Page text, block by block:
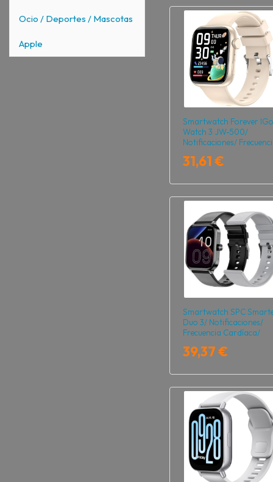
Ocio / Deportes / Mascotas
Apple
Smartwatch Forever IGo
Watch 3 JW-500/
Notificaciones/
31,61 €
Smartwatch SPC
Duo 3/ Notificaciones/
Frecuencia Cardíaca/
39,37 €